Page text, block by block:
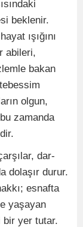
beklenir.
ışığını
abileri,
bakan
olgun,
zamanda
dar-
dolaşır durur.
esnafta
yaşayan
bir yer tutar.